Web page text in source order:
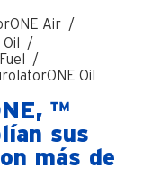
Air
Oil
Fuel
Oil
™
sus
más de